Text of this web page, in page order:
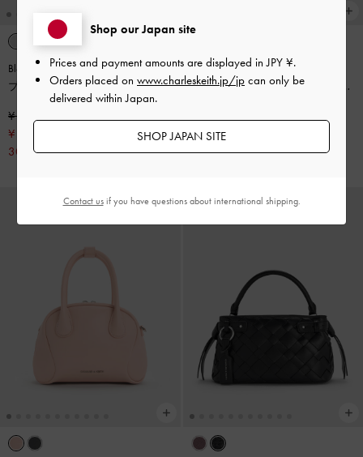
Blaise ブレイス バックルストラッ
プ サイドポケットボウリングバッ
シルバー
¥ 13,900
¥ 9,730
30% OFF
Blaise ブレイス バックルストラッ
プ サイドポケットボウリングバッ
¥ 9,730
30% OFF
Shop our Japan site
Prices and payment amounts are displayed inJPY ¥.
Orders placed on www.charleskeith.jp/jp can only be
delivered within Japan.
SHOP JAPAN SITE
Contact usif you have questions about international shipping.